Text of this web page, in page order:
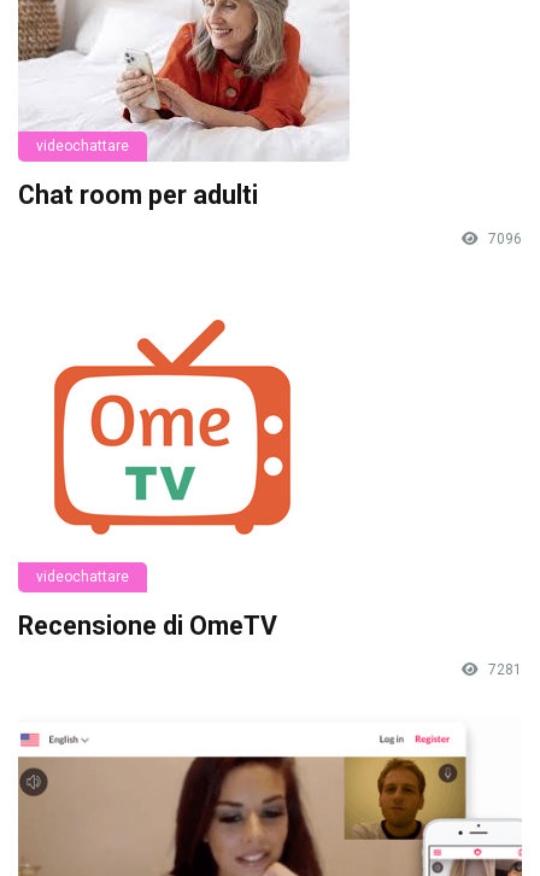
videochattare
Chat room per adulti
7096
videochattare
Recensione di OmeTV
7281